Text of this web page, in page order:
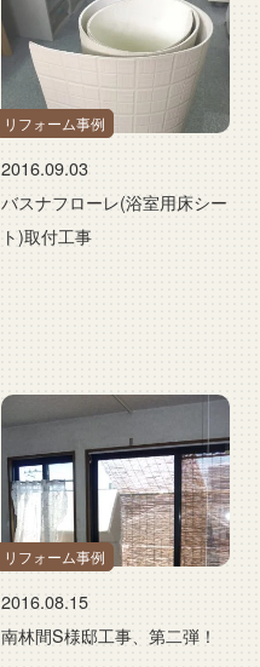
リフォーム事例
2016.09.03
バスナフローレ(浴室用床シー
ト)取付工事
リフォーム事例
2016.08.15
南林間S様邸工事、第二弾！